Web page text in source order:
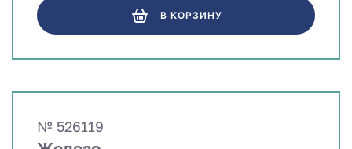
В КОРЗИНУ
№ 526119